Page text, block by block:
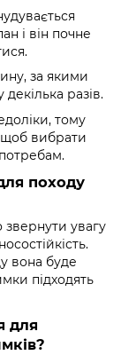
і він почне
за якими
разів.
тому
щоб вибрати
походу
увагу
вона буде
підходять
для